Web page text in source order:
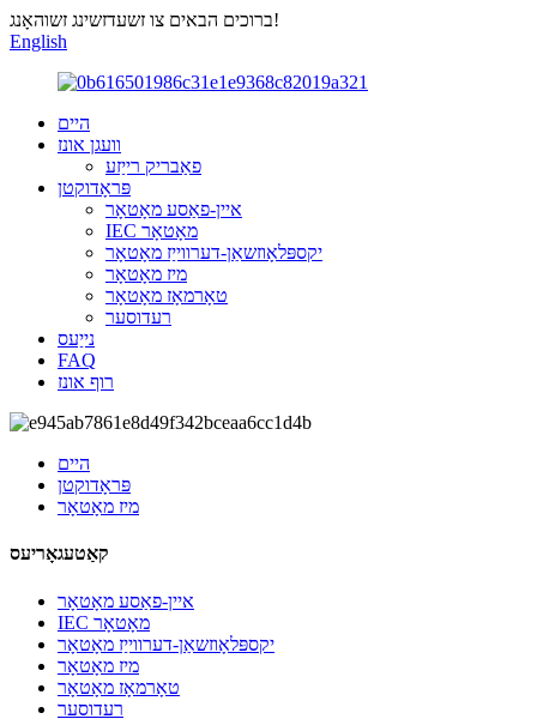
ברוכים הבאים צו זשעדזשינג זשוהאָנג!
English
היים
וועגן אונז
פאַבריק רייַזע
פּראָדוקטן
איין-פאַסע מאָטאָר
IEC מאָטאָר
יקספּלאָוזשאַן-דערווייַז מאָטאָר
מיז מאָטאָר
טאָרמאָז מאָטאָר
רעדוסער
נייַעס
FAQ
רוף אונז
היים
פּראָדוקטן
מיז מאָטאָר
קאַטעגאָריעס
איין-פאַסע מאָטאָר
IEC מאָטאָר
יקספּלאָוזשאַן-דערווייַז מאָטאָר
מיז מאָטאָר
טאָרמאָז מאָטאָר
רעדוסער